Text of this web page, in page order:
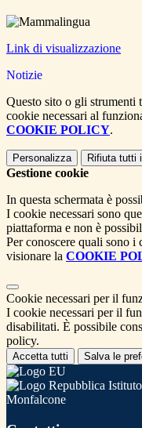
Link di visualizzazione
Notizie
Questo sito o gli strumenti
cookie necessari al
COOKIE POLICY.
Personalizza Rifiuta tutti
Gestione cookie
In questa schermata è
I cookie necessari sono
piattaforma e non è
Per conoscere quali sono i
visionare la COOKIE
Cookie necessari per il
I cookie necessari per il
disabilitati. È possibile
policy.
Accetta tutti Salva le
Monfalcone